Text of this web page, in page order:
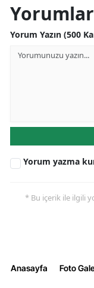
Yorumlar
Yorum Yazın (500
Yorum yazma
* Bu içerik ile ilgili
Anasayfa Foto